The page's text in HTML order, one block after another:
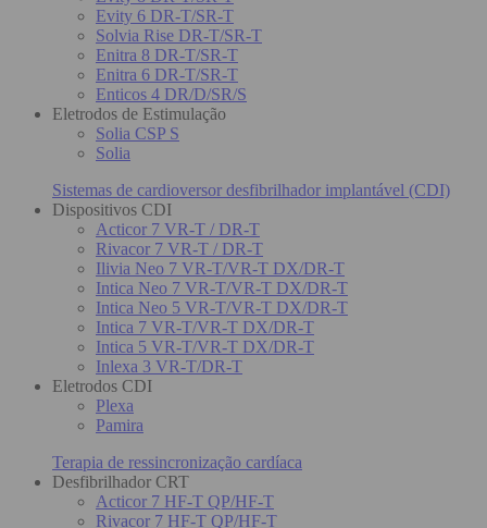
Evity 6 DR-T/SR-T
Solvia Rise DR-T/SR-T
Enitra 8 DR-T/SR-T
Enitra 6 DR-T/SR-T
Enticos 4 DR/D/SR/S
Eletrodos de Estimulação
Solia CSP S
Solia
Sistemas de cardioversor desfibrilhador implantável (CDI)
Dispositivos CDI
Acticor 7 VR-T / DR-T
Rivacor 7 VR-T / DR-T
Ilivia Neo 7 VR-T/VR-T DX/DR-T
Intica Neo 7 VR-T/VR-T DX/DR-T
Intica Neo 5 VR-T/VR-T DX/DR-T
Intica 7 VR-T/VR-T DX/DR-T
Intica 5 VR-T/VR-T DX/DR-T
Inlexa 3 VR-T/DR-T
Eletrodos CDI
Plexa
Pamira
Terapia de ressincronização cardíaca
Desfibrilhador CRT
Acticor 7 HF-T QP/HF-T
Rivacor 7 HF-T QP/HF-T